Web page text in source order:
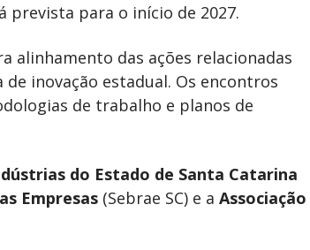
prevista para o início de 2027.
alinhamento das ações relacionadas
de inovação estadual. Os encontros
de trabalho e planos de
do Estado de Santa Catarina
Empresas (Sebrae SC) e a Associação